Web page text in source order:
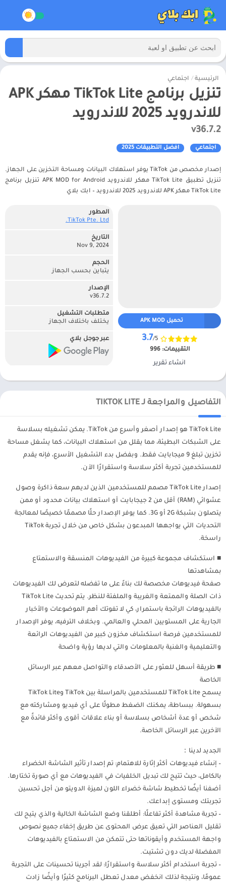
الرئيسية / اجتماعي
تنزيل برنامج TikTok Lite مهكر APK
للاندرويد 2025 للاندرويد
v36.7.2
اجتماعي افضل التطبيقات 2025
إصدار مخصص من TikTok يوفر استهلاك البيانات ومساحة التخزين على الجهاز.
تنزيل تطبيق TikTok Lite مهكر للاندرويد APK MOD for Android تنزيل برنامج
TikTok Lite مهكر APK للاندرويد 2025 للاندرويد – ابك بلاي
تحميل APK MOD
3.7/5
التقييمات:996
انشاء تقرير
المطور
TikTok Pte. Ltd.‏
التاريخ
Nov 9, 2024
الحجم
يتباين بحسب الجهاز
الإصدار
v36.7.2
متطلبات التشغيل
يختلف باختلاف الجهاز
عبر جوجل بلاي
التفاصيل والمراجعة لـ TIKTOK LITE
TikTok Lite هو إصدار أصغر وأسرع من TikTok. يمكن تشغيله بسلاسة
على الشبكات البطيئة، مما يقلل من استهلاك البيانات، كما يشغل مساحة
تخزين تبلغ 9 ميجابايت فقط. وبفضل بدء التشغيل الأسرع، فإنه يقدم
للمستخدمين تجربة أكثر سلاسة واستقرارًا الآن.
إصدار TikTok Lite مصمم للمستخدمين الذين لديهم سعة ذاكرة وصول
عشوائي (RAM) أقل من 2 جيجابايت أو استهلاك بيانات محدود أو ممن
يتصلون بشبكة 2G أو 3G. كما يوفر الإصدار حلًا مصممًا خصيصًا لمعالجة
التحديات التي يواجهها المبدعون بشكل خاص من خلال تجربة TikTok
راسخة.
■ استكشاف مجموعة كبيرة من الفيديوهات المنسقة والاستمتاع
بمشاهدتها
صفحة فيديوهات مخصصة لك بناءً على ما تفضله لتعرض لك الفيديوهات
ذات الصلة والممتعة والغريبة والملفتة للنظر. يتم تحديث TikTok Lite
بالفيديوهات الرائجة باستمرار، كي لا تفوتك أهم الموضوعات والأخبار
الجارية على المستويين المحلي والعالمي. وبخلاف الترفيه، يوفر الإصدار
للمستخدمين فرصة استكشاف مخزون كبير من الفيديوهات الرائعة
والتعليمية والغنية بالمعلومات والتي لديها رؤية واضحة
■ طريقة أسهل للعثور على الأصدقاء والتواصل معهم عبر الرسائل
الخاصة
يسمح TikTok Lite للمستخدمين بالمراسلة بين TikTok وTikTok Lite
بسهولة. ببساطة، يمكنك الضغط مطولًا على أي فيديو ومشاركته مع
شخص أو عدة أشخاص بسلاسة أو بناء علاقات أقوى وأكثر فائدةً مع
الآخرين عبر الرسائل الخاصة.
الجديد لدينا：
– إنشاء فيديوهات أكثر إثارة للاهتمام: تم إصدار تأثير الشاشة الخضراء
بالكامل، حيث تتيح لك تبديل الخلفيات في الفيديوهات مع أي صورة تختارها.
أضفنا أيضًا تخطيط شاشة خضراء اللون لميزة الدويتو من أجل تحسين
تجربتك ومستوى إبداعك.
– تجربة مشاهدة أكثر تفاعلًا: أطلقنا وضع الشاشة الخالية والذي يتيح لك
تقليل العناصر التي تعيق عرض المحتوى عن طريق إخفاء جميع نصوص
واجهة المستخدم وأيقوناتها حتى تتمكن من الاستمتاع بالفيديوهات
المفضلة لديك دون تشتيت.
– تجربة استخدام أكثر سلاسة واستقرارًا: لقد أجرينا تحسينات على التجربة
عمومًا، ونتيجة لذلك انخفض معدل تعطل البرنامج كثيرًا وأيضًا زادت